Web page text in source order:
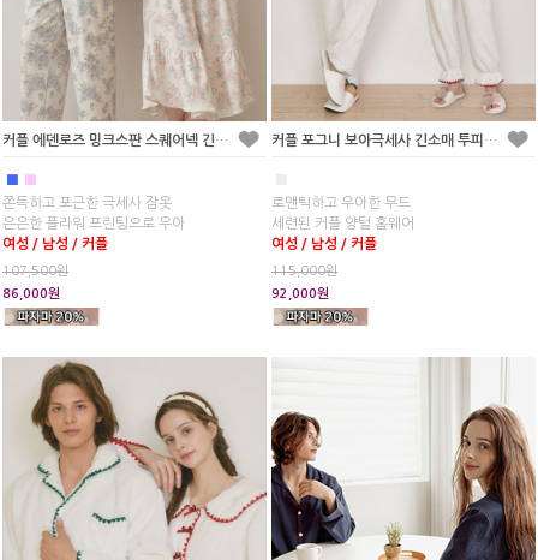
커플 에덴로즈 밍크스판 스퀘어넥 긴소매 원피스 잠옷(2C)
■
쫀득하고 포근한 극세사 잠옷
은은한 플라워 프린팅으로 우아
여성 / 남성 / 커플
107,500원
86,000원
커플 포그니 보아극세사 긴소매 투피스 수면 잠옷
로맨틱하고 우아한 무드
세련된 커플 양털 홈웨어
여성 / 남성 / 커플
115,000원
92,000원